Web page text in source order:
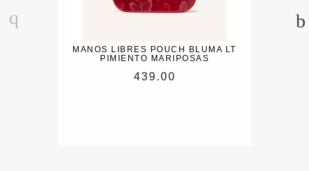
MANOS LIBRES POUCH BLUMA LT
PIMIENTO MARIPOSAS
439.00